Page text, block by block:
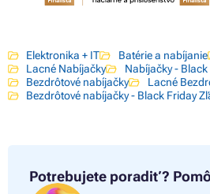
Elektronika + IT Batérie a nabíjanie
Lacné Nabíjačky
Nabíjačky - Black
Bezdrôtové nabíjačky
Lacné
Bezdrôtové nabíjačky - Black Friday
Potrebujete poradiť?